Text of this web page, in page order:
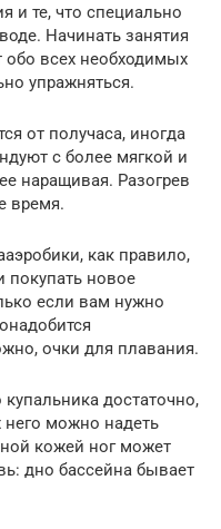
и те, что специально
Начинать занятия
обо всех необходимых
упражняться.
от получаса, иногда
с более мягкой и
наращивая. Разогрев
время.
как правило,
новое
если вам нужно
очки для плавания.
достаточно,
него можно надеть
кожей ног может
дно бассейна бывает